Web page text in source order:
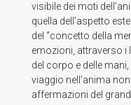
visibile dei moti
quella dell’aspetto
del “concetto della
emozioni, attraverso i
del corpo e delle
viaggio nell’anima
affermazioni del